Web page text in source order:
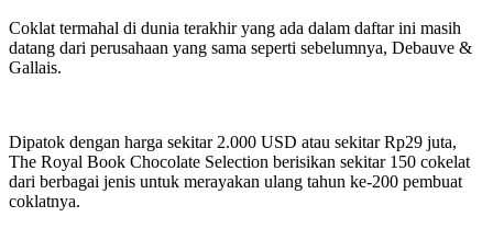
Coklat termahal di dunia terakhir yang ada dalam daftar ini masih
datang dari perusahaan yang sama seperti sebelumnya, Debauve &
Gallais.
Dipatok dengan harga sekitar 2.000 USD atau sekitar Rp29 juta,
The Royal Book Chocolate Selection berisikan sekitar 150 cokelat
dari berbagai jenis untuk merayakan ulang tahun ke-200 pembuat
coklatnya.